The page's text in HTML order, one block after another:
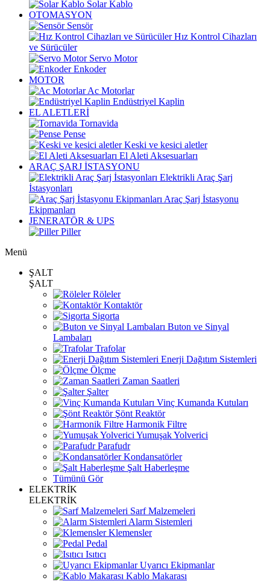
Solar Kablo
OTOMASYON
Sensör
Hız Kontrol Cihazları
ve Sürücüler
Servo Motor
Enkoder
MOTOR
Ac Motorlar
Endüstriyel Kaplin
EL ALETLERİ
Tornavida
Pense
Keski ve kesici aletler
El Aleti Aksesuarları
ARAÇ ŞARJ İSTASYONU
Elektrikli Araç Şarj
İstasyonları
Araç Şarj İstasyonu
Ekipmanları
JENERATÖR & UPS
Piller
Menü
ŞALT
ŞALT
Röleler
Kontaktör
Sigorta
Buton ve Sinyal
Lambaları
Trafolar
Enerji Dağıtım Sistemleri
Ölçme
Zaman Saatleri
Şalter
Vinç Kumanda Kutuları
Şönt Reaktör
Harmonik Filtre
Yumuşak Yolverici
Parafudr
Kondansatörler
Şalt Haberleşme
Tümünü Gör
ELEKTRİK
ELEKTRİK
Sarf Malzemeleri
Alarm Sistemleri
Klemensler
Pedal
Isıtıcı
Uyarıcı Ekipmanlar
Kablo Makarası